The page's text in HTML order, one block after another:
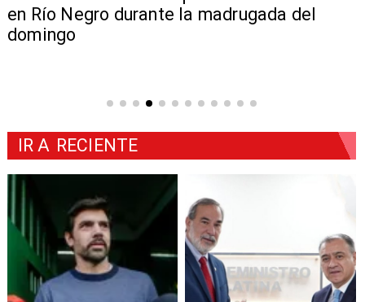
en Río Negro durante la madrugada del
domingo
IR A RECIENTE